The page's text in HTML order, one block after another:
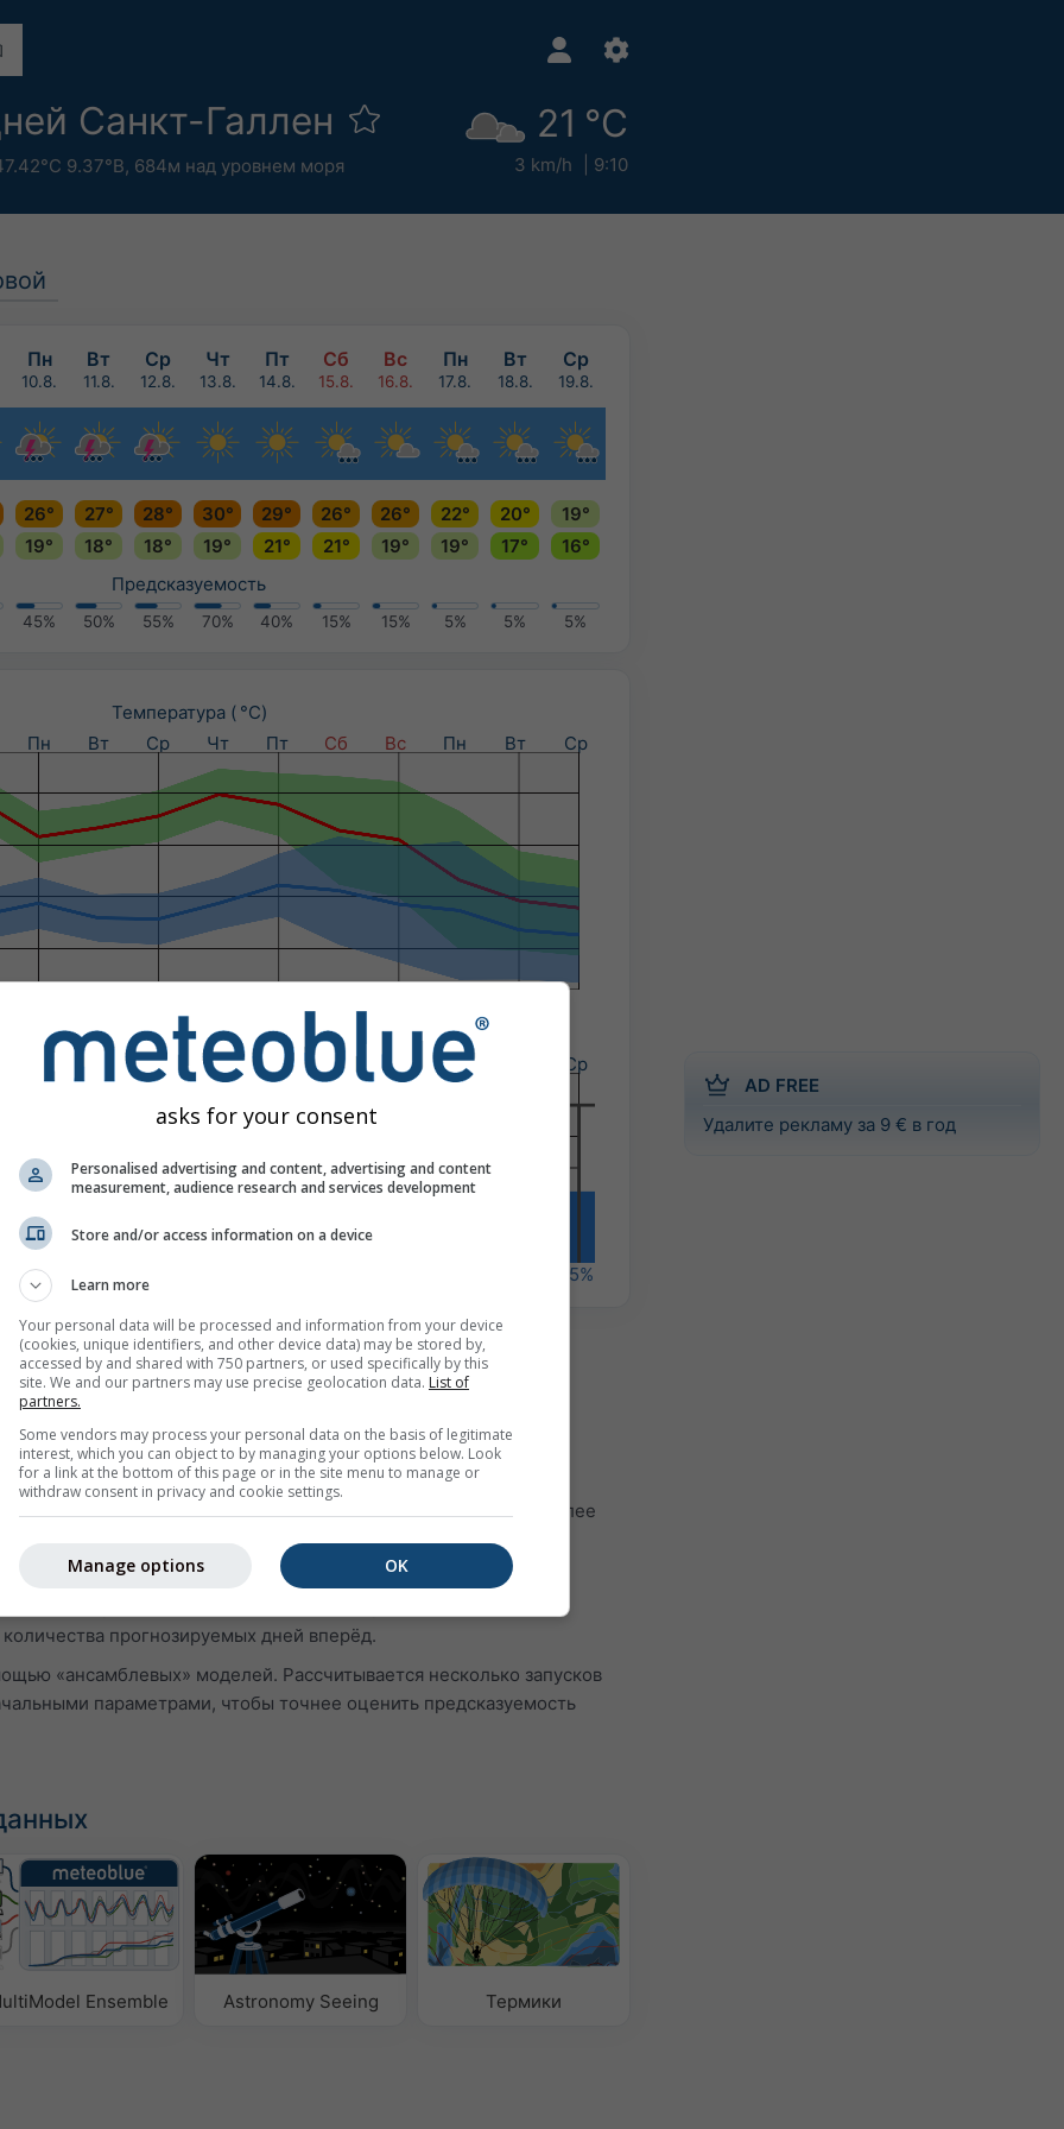
Санкт-Галлен
9.37°В, 684м над уровнем моря
21 °C
3 km/h 9:10
AD FREE
Удалите рекламу за 9 € в год
Пн Вт Ср Чт Пт Сб Вс Пн Вт Ср
10.8. 11.8. 12.8. 13.8. 14.8. 15.8. 16.8. 17.8. 18.8. 19.8.
26° 27° 28° 30° 29° 26° 26° 22° 20°
19°
19° 18° 18° 19° 21° 21° 19° 19° 17°
16°
Предсказуемость
45% 50% 55% 70% 40% 15% 15% 5% 5% 5%
Температура ( °C)
Пн Вт Ср Чт Пт Сб Вс Пн Вт Ср
Осадки (мм) / Вероятность осадков (%)
Ср Чт Пт Сб Вс Пн Ср
50% 55%
тенденцию погоды для
погодными символами, минимальными и максимальными
и вероятностью осадков.
на графике температуры. Чем сильнее колебания, тем более
Жирная линия представляет наиболее вероятную
отображаются в виде «T». Эти неопределённости обычно
прогнозируемых дней вперёд.
«ансамблевых» моделей. Рассчитывается несколько запусков
параметрами, чтобы точнее оценить предсказуемость
Ensemble Astronomy Seeing Термики
asks for your consent
Personalised advertising and content, advertising and content
measurement, audience research and services development
Store and/or access information on a device
Learn more
Your personal data will be processed and information from your device
(cookies, unique identifiers, and other device data) may be stored by,
accessed by and shared with 750 partners, or used specifically by this
site. We and our partners may use precise geolocation data. List of
partners.
Some vendors may process your personal data on the basis of legitimate
interest, which you can object to by managing your options below. Look
for a link at the bottom of this page or in the site menu to manage or
withdraw consent in privacy and cookie settings.
OK
Manage options